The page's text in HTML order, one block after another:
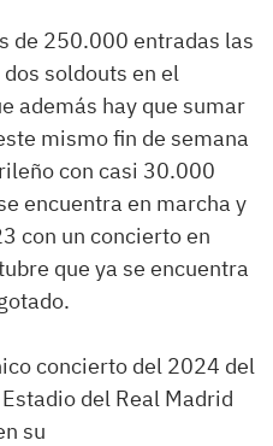
de 250.000 entradas las
soldouts en el
además hay que sumar
mismo fin de semana
con casi 30.000
encuentra en marcha y
con un concierto en
que ya se encuentra
concierto del 2024 del
del Real Madrid
su